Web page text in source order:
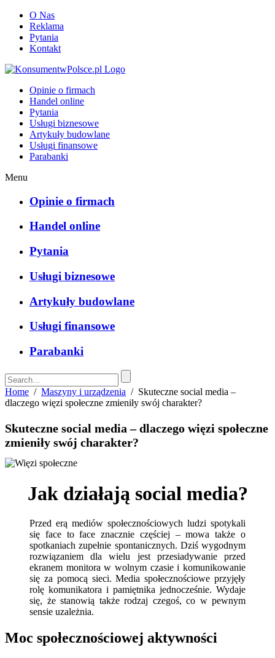
O Nas
Reklama
Pytania
Kontakt
Opinie o firmach
Handel online
Pytania
Usługi biznesowe
Artykuły budowlane
Usługi finansowe
Parabanki
Menu
Opinie o firmach
Handel online
Pytania
Usługi biznesowe
Artykuły budowlane
Usługi finansowe
Parabanki
Home / Maszyny i urządzenia / Skuteczne social media –
dlaczego więzi społeczne zmieniły swój charakter?
Skuteczne social media – dlaczego więzi społeczne
zmieniły swój charakter?
Jak działają social media?
Przed erą mediów społecznościowych ludzi spotykali
się face to face znacznie częściej – mowa także o
spotkaniach zupełnie spontanicznych. Dziś wygodnym
rozwiązaniem dla wielu jest przesiadywanie przed
ekranem monitora w wolnym czasie i komunikowanie
się za pomocą sieci. Media społecznościowe przyjęły
rolę komunikatora i pamiętnika jednocześnie. Wydaje
się, że stanowią także rodzaj czegoś, co w pewnym
sensie uzależnia.
Moc społecznościowej aktywności